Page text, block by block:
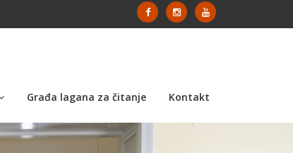
Građa lagana za čitanje Kontakt